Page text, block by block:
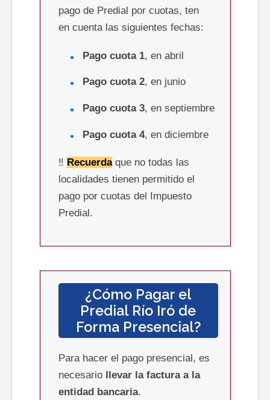
pago de Predial por cuotas, ten
en cuenta las siguientes fechas:
Pago cuota 1, en abril
Pago cuota 2, en junio
Pago cuota 3, en septiembre
Pago cuota 4, en diciembre
‼️ Recuerda que no todas las
localidades tienen permitido el
pago por cuotas del Impuesto
Predial.
¿Cómo Pagar el
Predial Río Iró de
Forma Presencial?
Para hacer el pago presencial, es
necesario llevar la factura a la
entidad bancaria.